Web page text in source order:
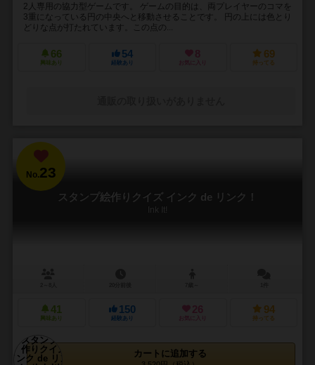
2人専用の協力型ゲームです。 ゲームの目的は、両プレイヤーのコマを
3重になっている円の中央へと移動させることです。 円の上には色とり
どりな点が打たれています。この点の...
66
興味あり
54
経験あり
8
お気に入り
69
持ってる
No.23
スタンプ絵作りクイズ インク de リンク！
Ink It!
41
興味あり
150
経験あり
26
お気に入り
94
持ってる
カートに追加する